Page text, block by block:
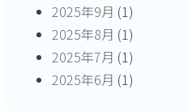
2025年9月 (1)
2025年8月 (1)
2025年7月 (1)
2025年6月 (1)